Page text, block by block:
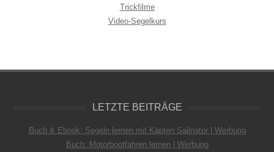
Trickfilme
Video-Segelkurs
LETZTE BEITRÄGE
Buch & Ebook: Segeln lernen mit Käpten Sailnator | Werbung
Buch: Motorbootfahren lernen | Werbung